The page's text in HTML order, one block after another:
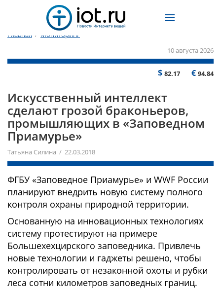
Главная / Мониторинг
10 августа 2026
$ 82.17 € 94.84
Искусственный интеллект
сделают грозой браконьеров,
промышляющих в «Заповедном
Приамурье»
Татьяна Силина / 22.03.2018
ФГБУ «Заповедное Приамурье» и WWF России
планируют внедрить новую систему полного
контроля охраны природной территории.
Основанную на инновационных технологиях
систему протестируют на примере
Большехехцирского заповедника. Привлечь
новые технологии и гаджеты решено, чтобы
контролировать от незаконной охоты и рубки
леса сотни километров заповедных границ.